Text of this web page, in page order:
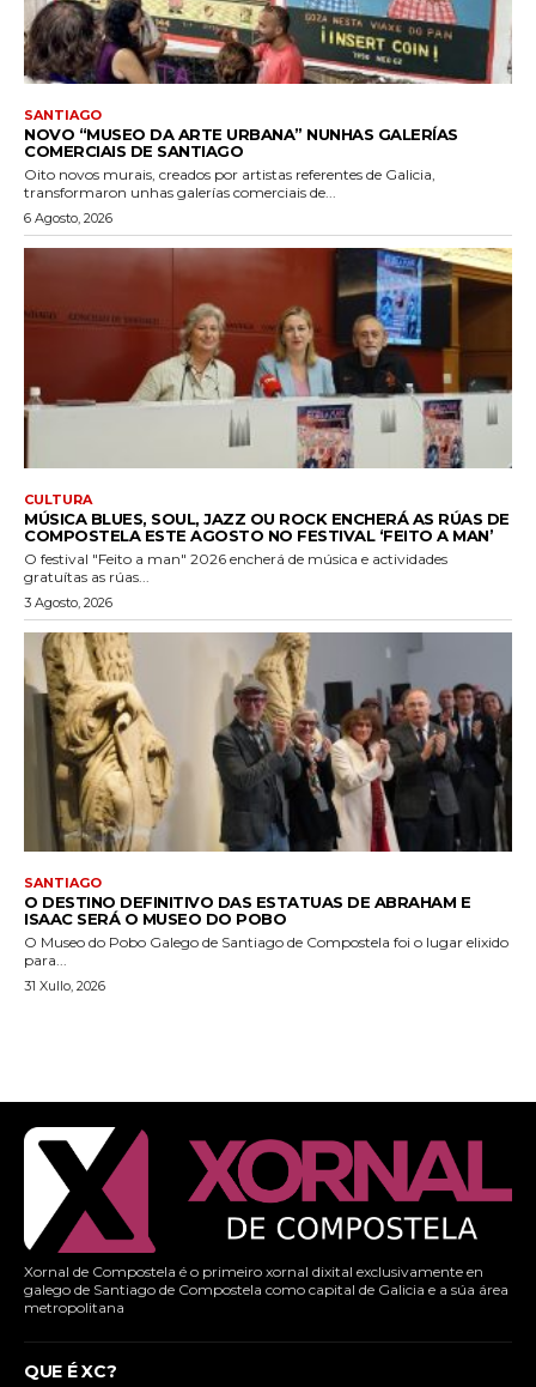
SANTIAGO
NOVO “MUSEO DA ARTE URBANA” NUNHAS GALERÍAS
COMERCIAIS DE SANTIAGO
Oito novos murais, creados por artistas referentes de Galicia,
transformaron unhas galerías comerciais de...
6 Agosto, 2026
CULTURA
MÚSICA BLUES, SOUL, JAZZ OU ROCK ENCHERÁ AS RÚAS DE
COMPOSTELA ESTE AGOSTO NO FESTIVAL ‘FEITO A MAN’
O festival "Feito a man" 2026 encherá de música e actividades
gratuítas as rúas...
3 Agosto, 2026
SANTIAGO
O DESTINO DEFINITIVO DAS ESTATUAS DE ABRAHAM E
ISAAC SERÁ O MUSEO DO POBO
O Museo do Pobo Galego de Santiago de Compostela foi o lugar elixido
para...
31 Xullo, 2026
Xornal de Compostela é o primeiro xornal dixital exclusivamente en
galego de Santiago de Compostela como capital de Galicia e a súa área
metropolitana
QUE É XC?